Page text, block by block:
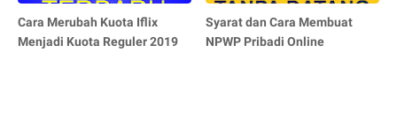
Cara Merubah Kuota Iflix
Menjadi Kuota Reguler 2019
Syarat dan Cara Membuat
NPWP Pribadi Online